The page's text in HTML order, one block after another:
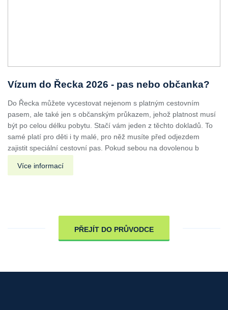
Vízum do Řecka 2026 - pas nebo občanka?
Do Řecka můžete vycestovat nejenom s platným cestovním
pasem, ale také jen s občanským průkazem, jehož platnost musí
být po celou délku pobytu. Stačí vám jeden z těchto dokladů. To
samé platí pro děti i ty malé, pro něž musíte před odjezdem
zajistit speciální cestovní pas. Pokud sebou na dovolenou b
Více informací
PŘEJÍT DO PRŮVODCE